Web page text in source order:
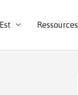
Ressources